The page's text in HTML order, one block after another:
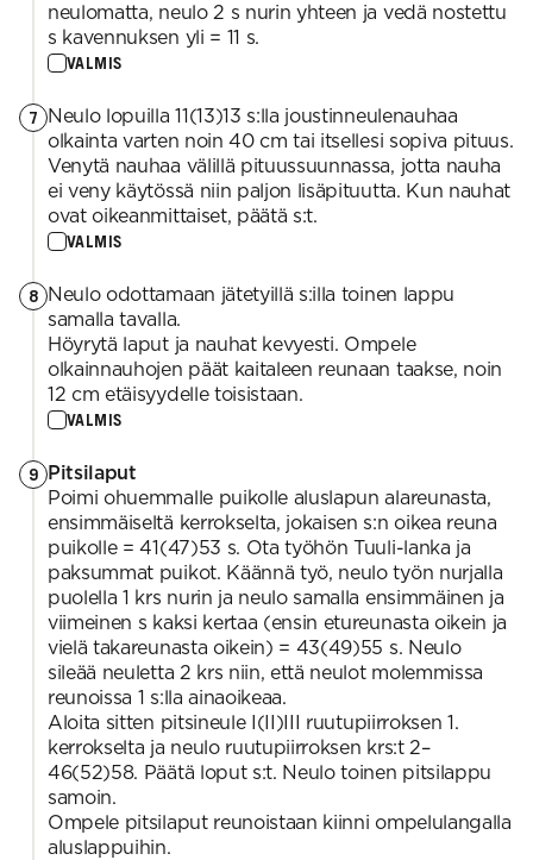
neulomatta, neulo 2 s nurin yhteen ja vedä nostettu
s kavennuksen yli = 11 s.
VALMIS
7 Neulo lopuilla 11(13)13 s:lla joustinneulenauhaa
olkainta varten noin 40 cm tai itsellesi sopiva pituus.
Venytä nauhaa välillä pituussuunnassa, jotta nauha
ei veny käytössä niin paljon lisäpituutta. Kun nauhat
ovat oikeanmittaiset, päätä s:t.
VALMIS
8 Neulo odottamaan jätetyillä s:illa toinen lappu
samalla tavalla.
Höyrytä laput ja nauhat kevyesti. Ompele
olkainnauhojen päät kaitaleen reunaan taakse, noin
12 cm etäisyydelle toisistaan.
VALMIS
9 Pitsilaput
Poimi ohuemmalle puikolle aluslapun alareunasta,
ensimmäiseltä kerrokselta, jokaisen s:n oikea reuna
puikolle = 41(47)53 s. Ota työhön Tuuli-lanka ja
paksummat puikot. Käännä työ, neulo työn nurjalla
puolella 1 krs nurin ja neulo samalla ensimmäinen ja
viimeinen s kaksi kertaa (ensin etureunasta oikein ja
vielä takareunasta oikein) = 43(49)55 s. Neulo
sileää neuletta 2 krs niin, että neulot molemmissa
reunoissa 1 s:lla ainaoikeaa.
Aloita sitten pitsineule I(II)III ruutupiirroksen 1.
kerrokselta ja neulo ruutupiirroksen krs:t 2–
46(52)58. Päätä loput s:t. Neulo toinen pitsilappu
samoin.
Ompele pitsilaput reunoistaan kiinni ompelulangalla
aluslappuihin.